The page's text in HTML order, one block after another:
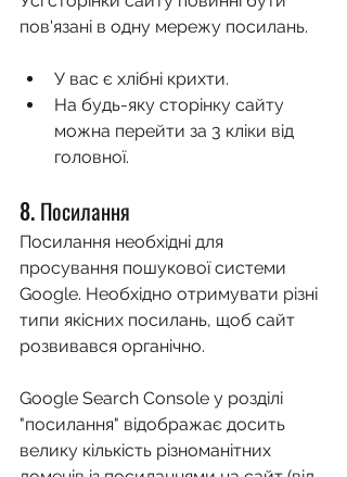
пов'язані в одну мережу посилань.
У вас є хлібні крихти.
На будь-яку сторінку сайту
можна перейти за 3 кліки від
головної.
8. Посилання
Посилання необхідні для
просування пошукової системи
Google. Необхідно отримувати різні
типи якісних посилань, щоб сайт
розвивався органічно.
Google Search Console у розділі
"посилання" відображає досить
велику кількість різноманітних